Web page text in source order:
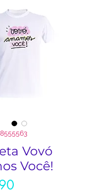
Vovó
Você!